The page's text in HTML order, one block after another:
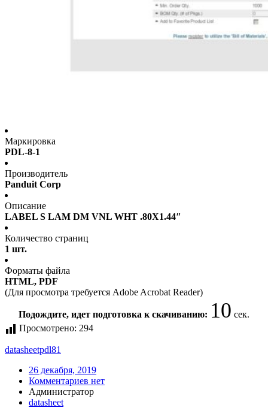
Маркировка
PDL-8-1
Производитель
Panduit Corp
Описание
LABEL S LAM DM VNL WHT .80X1.44″
Количество страниц
1 шт.
Форматы файла
HTML, PDF
(Для просмотра требуется Adobe Acrobat Reader)
Подождите, идет подготовка к скачиванию:9сек.
Просмотрено: 294
datasheetpdl81
26 декабря, 2019
Комментариев нет
Администратор
datasheet